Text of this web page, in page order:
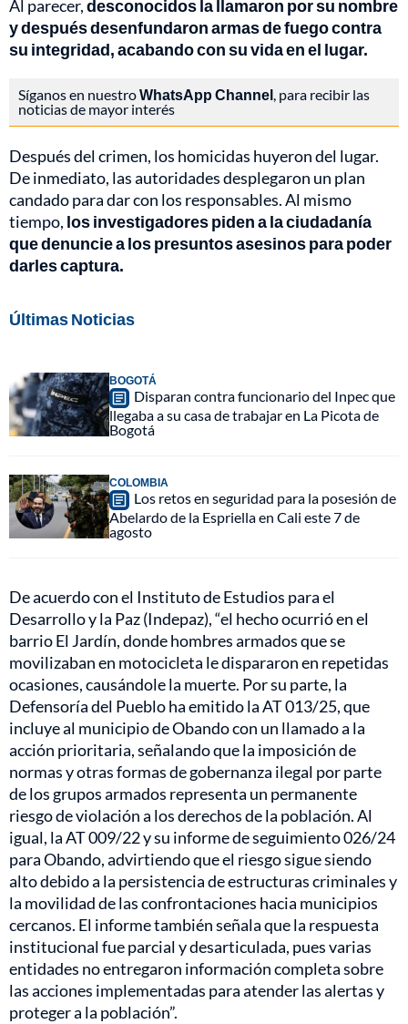
Al parecer,desconocidos la llamaron por su nombre
y después desenfundaron armas de fuego contra
su integridad, acabando con su vida en el lugar.
Síganos en nuestroWhatsApp Channel, para recibir las
noticias de mayor interés
Después del crimen, los homicidas huyeron del lugar.
De inmediato, las autoridades desplegaron un plan
candado para dar con los responsables. Al mismo
tiempo, los investigadores piden a la ciudadanía
que denuncie a los presuntos asesinos para poder
darles captura.
Últimas Noticias
BOGOTÁ
Disparan contra funcionario del Inpec que
llegaba a su casa de trabajar en La Picota de
Bogotá
COLOMBIA
Los retos en seguridad para la posesión de
Abelardo de la Espriella en Cali este 7 de
agosto
De acuerdo con el Instituto de Estudios para el
Desarrollo y la Paz (Indepaz), “el hecho ocurrió en el
barrio El Jardín, donde hombres armados que se
movilizaban en motocicleta le dispararon en repetidas
ocasiones, causándole la muerte. Por su parte, la
Defensoría del Pueblo ha emitido la AT 013/25, que
incluye al municipio de Obando con un llamado a la
acción prioritaria, señalando que la imposición de
normas y otras formas de gobernanza ilegal por parte
de los grupos armados representa un permanente
riesgo de violación a los derechos de la población. Al
igual, la AT 009/22 y su informe de seguimiento 026/24
para Obando, advirtiendo que el riesgo sigue siendo
alto debido a la persistencia de estructuras criminales y
la movilidad de las confrontaciones hacia municipios
cercanos. El informe también señala que la respuesta
institucional fue parcial y desarticulada, pues varias
entidades no entregaron información completa sobre
las acciones implementadas para atender las alertas y
proteger a la población”.